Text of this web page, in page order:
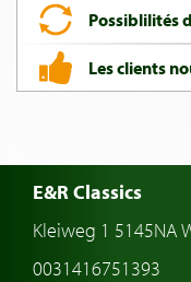
Possiblilités
Les clients
E&R Classics
Kleiweg 1 5145NA
0031416751393